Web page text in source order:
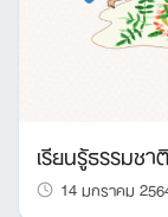
เรียนรู้ธรรมช
14 มกราคม